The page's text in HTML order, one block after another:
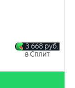
3 668 руб.
в Сплит